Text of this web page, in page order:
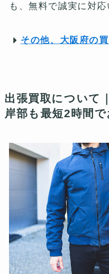
も、無料で誠実に対応
その他、大阪府の
出張買取について
岸部も最短2時間